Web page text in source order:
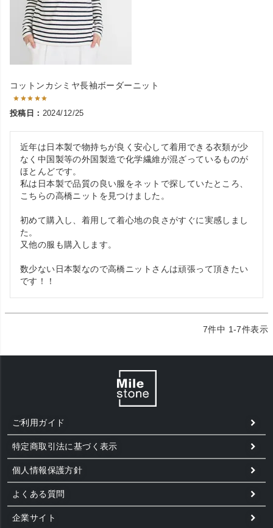
コットンカシミヤ長袖ボーダーニット
投稿日 2024/12/25
近年は日本製で物持ちが良く安心して着用できる衣類が少
なく中国製等の外国製造で化学繊維が混ざっているものが
ほとんどです。
私は日本製で品質の良い服をネットで探していたところ、
こちらの高橋ニットを見つけました。
初めて購入し、着用して着心地の良さがすぐに実感しまし
た。
又他の服も購入します。
数少ない日本製なので高橋ニットさんは頑張って頂きたい
です！！
7件中 1-7件表示
ご利用ガイド
特定商取引法に基づく表示
個人情報保護方針
よくある質問
企業サイト